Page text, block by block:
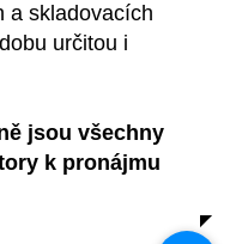
a skladovacích
určitou i
jsou všechny
k pronájmu